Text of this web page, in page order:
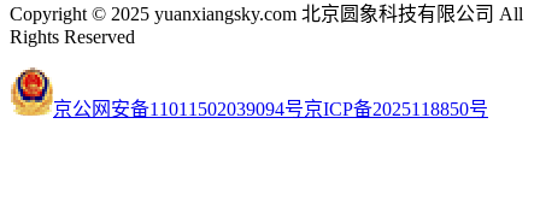
Copyright © 2025 yuanxiangsky.com 北京圆象科技有限公司 All
Rights Reserved
京公网安备11011502039094号京ICP备2025118850号